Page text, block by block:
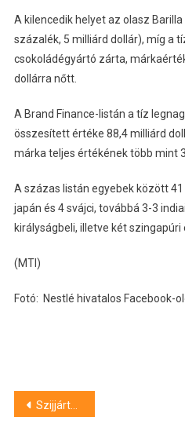
A kilencedik helyet az olasz
százalék, 5 milliárd dollár), míg a
csokoládégyártó zárta,
dollárra nőtt.
A Brand Finance-listán a tíz
összesített értéke 88,4 milliárd
márka teljes értékének több mint
A százas listán egyebek között 41
japán és 4 svájci, továbbá 3-3
királyságbeli, illetve két szingapúri
(MTI)
Fotó: Nestlé hivatalos Facebook-
Bejegyzés
Szijjártó Péter az orosz miniszterelnök-helyettessel egyeztetett a közelgő amerikai-orosz csúcstalálkozóról